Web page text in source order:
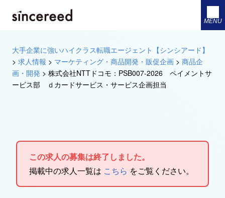
MENU
大手企業に強いハイクラス転職エージェント【シンシアード】
> 求人情報 > マーケティング・商品開発・販促企画 > 商品企
画・開発 > 株式会社NTTドコモ：PSB007-2026 ペイメントサ
ービス部 ｄカードサービス・サービス企画担当
この求人の募集は終了しました。
掲載中の求人一覧は こちら をご覧ください。